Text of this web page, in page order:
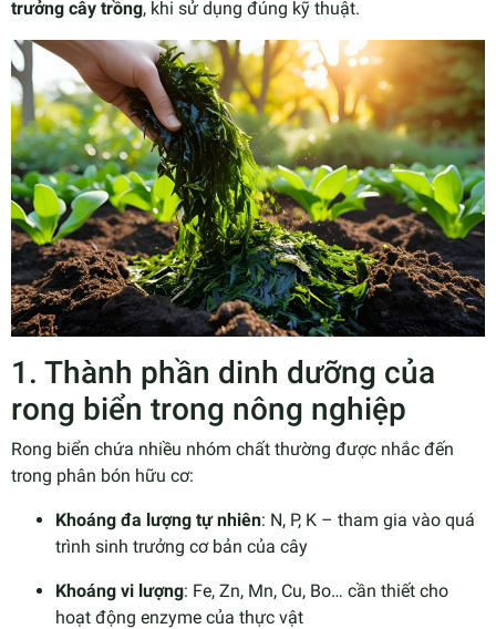
trưởng cây trồng, khi sử dụng đúng kỹ thuật.
1. Thành phần dinh dưỡng của
rong biển trong nông nghiệp
Rong biển chứa nhiều nhóm chất thường được nhắc đến
trong phân bón hữu cơ:
Khoáng đa lượng tự nhiên: N, P, K – tham gia vào quá
trình sinh trưởng cơ bản của cây
Khoáng vi lượng: Fe, Zn, Mn, Cu, Bo… cần thiết cho
hoạt động enzyme của thực vật